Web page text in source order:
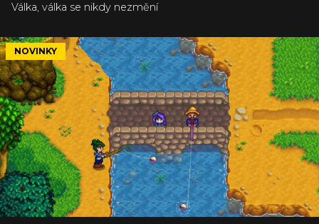
Válka, válka se nikdy nezmění
NOVINKY